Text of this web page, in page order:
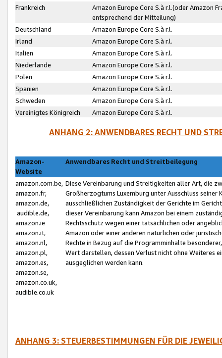
Frankreich
Amazon Europe Core S.à r.l.(oder Amazon
entsprechend der Mitteilung)
Deutschland
Amazon Europe Core S.à r.l.
Irland
Amazon Europe Core S.à r.l.
Italien
Amazon Europe Core S.à r.l.
Niederlande
Amazon Europe Core S.à r.l.
Polen
Amazon Europe Core S.à r.l.
Spanien
Amazon Europe Core S.à r.l.
Schweden
Amazon Europe Core S.à r.l.
Vereinigtes Königreich
Amazon Europe Core S.à r.l.
ANHANG 2: ANWENDBARES RECHT UND
Amazon-
Website
Anwendbares Recht und Streitbeilegung
amazon.com.be,
amazon.fr,
amazon.de,
audible.de,
amazon.ie
amazon.it,
amazon.nl,
amazon.pl,
amazon.es,
amazon.se,
amazon.co.uk,
audible.co.uk
Diese Vereinbarung und Streitigkeiten aller Art, die
Großherzogtums Luxemburg unter Ausschluss
ausschließlichen Zuständigkeit der Gerichte im
dieser Vereinbarung kann Amazon bei einem
Rechtsschutz wegen einer tatsächlichen oder
Amazon oder einer anderen natürlichen oder
Rechte in Bezug auf die Programminhalte
Wert darstellen, dessen Verlust nicht ohne Weiteres
ausgeglichen werden kann.
ANHANG 3: STEUERBESTIMMUNGEN FÜR DIE